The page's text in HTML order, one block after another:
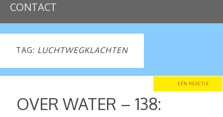
CONTACT
TAG: LUCHTWEGKLACHTEN
EÉN REACTIE
OVER WATER – 138: